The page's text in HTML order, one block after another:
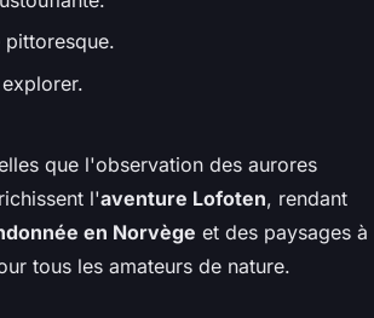
pittoresque.
que l'observation des aurores
l'aventure Lofoten, rendant
en Norvège et des paysages à
tous les amateurs de nature.